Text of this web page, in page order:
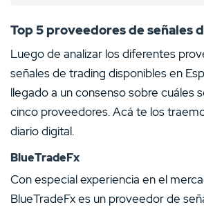
Top 5 proveedores de señales
Luego de analizar los diferentes
señales de trading disponibles en
llegado a un consenso sobre cuáles
cinco proveedores. Acá te los
diario digital.
BlueTradeFx
Con especial experiencia en el
BlueTradeFx es un proveedor de